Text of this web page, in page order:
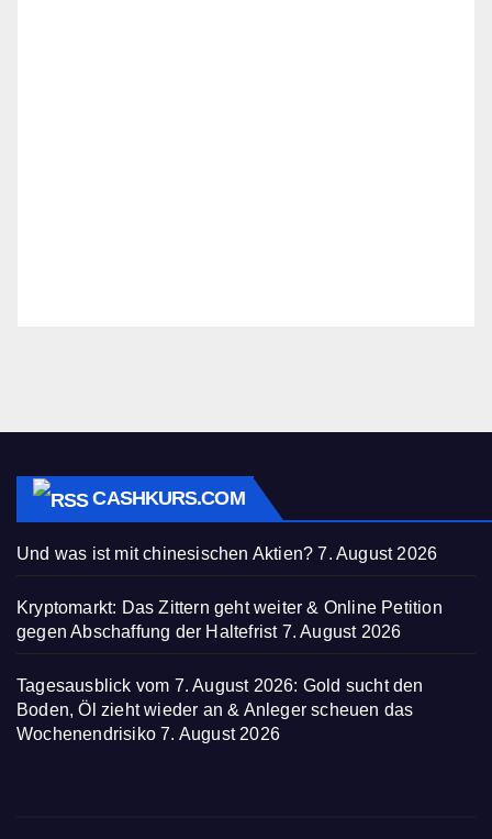
CASHKURS.COM
Und was ist mit chinesischen Aktien? 7. August 2026
Kryptomarkt: Das Zittern geht weiter & Online Petition
gegen Abschaffung der Haltefrist 7. August 2026
Tagesausblick vom 7. August 2026: Gold sucht den
Boden, Öl zieht wieder an & Anleger scheuen das
Wochenendrisiko 7. August 2026